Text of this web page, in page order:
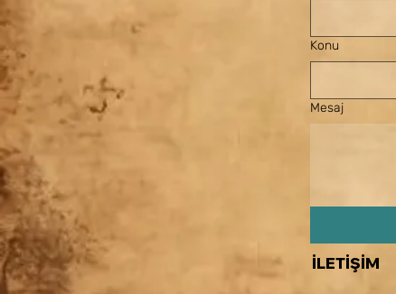
Konu
Mesaj
İLETİŞİM